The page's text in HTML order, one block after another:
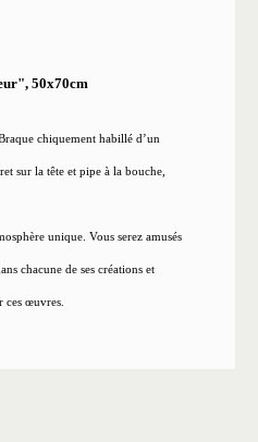
50x70cm
chiquement habillé d’un
sur la tête et pipe à la bouche,
unique. Vous serez amusés
chacune de ses créations et
ces œuvres.